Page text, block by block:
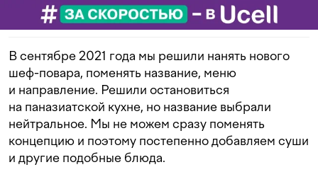
В сентябре 2021 года мы решили нанять нового
шеф-повара, поменять название, меню
и направление. Решили остановиться
на паназиатской кухне, но название выбрали
нейтральное. Мы не можем сразу поменять
концепцию и поэтому постепенно добавляем суши
и другие подобные блюда.